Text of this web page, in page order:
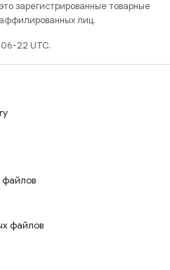
зарегистрированные товарные
лиц.
22 UTC.
файлов